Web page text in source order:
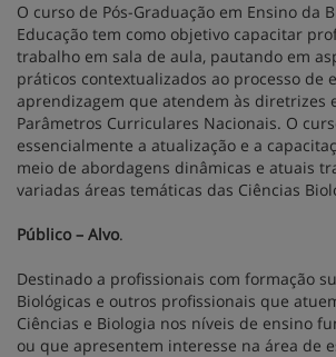
O curso de Pós-Graduação em Ensino da
Educação tem como objetivo capacitar
trabalho em sala de aula, pautando em
práticos contextualizados ao processo de
aprendizagem que atendem às diretrizes
Parâmetros Curriculares Nacionais. O
essencialmente a atualização e a
meio de abordagens dinâmicas e atuais
variadas áreas temáticas das Ciências
Público – Alvo.
Destinado a profissionais com formação
Biológicas e outros profissionais que
Ciências e Biologia nos níveis de ensino
ou que apresentem interesse na área de